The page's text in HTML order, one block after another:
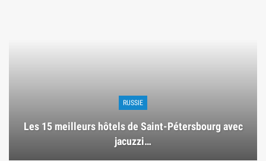
RUSSIE
Les 15 meilleurs hôtels de Saint-Pétersbourg avec
jacuzzi…